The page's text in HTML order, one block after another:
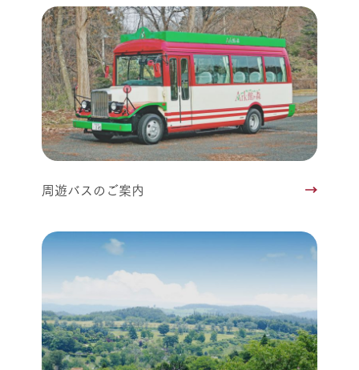
周遊バスのご案内